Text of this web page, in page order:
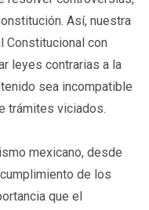
Así, nuestra
Constitucional con
leyes contrarias a la
sea incompatible
trámites viciados.
mexicano, desde
de los
que el